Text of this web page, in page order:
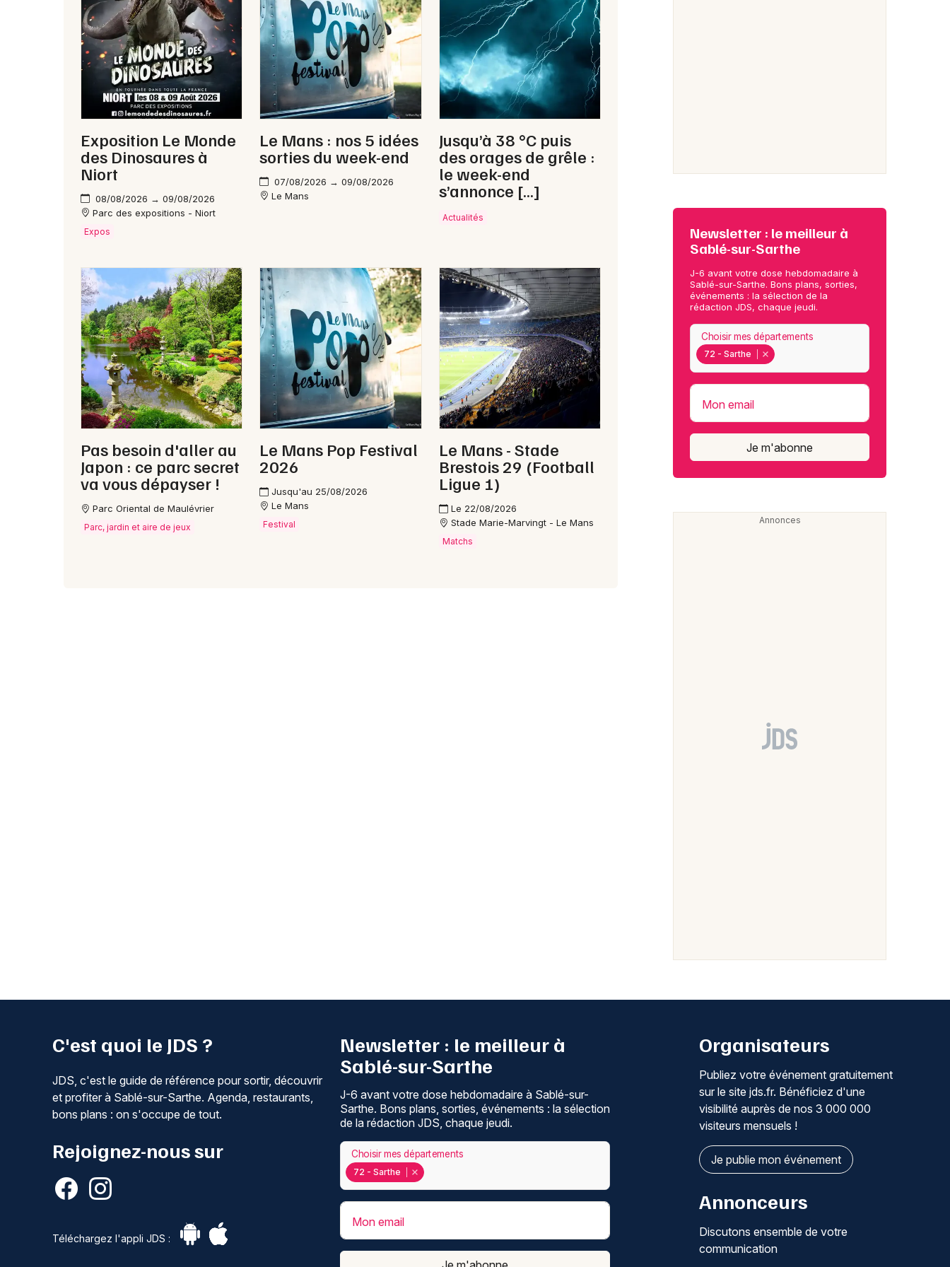
Newsletter des sorties
Artistes en tournée
Actus à Sablé-sur-Sarthe
Magazine à Sablé-sur-Sarthe
72 - Sarthe
Choisir mes départements
Mon email
Je m'abonne
Exposition Le Monde
des Dinosaures à
Niort
08/08/2026 → 09/08/2026
Parc des expositions - Niort
Expos
Le Mans : nos 5 idées
sorties du week-end
07/08/2026 → 09/08/2026
Le Mans
Jusqu’à 38 °C puis
des orages de grêle :
le week-end
s’annonce […]
Actualités
Pas besoin d'aller au
Japon : ce parc secret
va vous dépayser !
Parc Oriental de Maulévrier
Parc, jardin et aire de jeux
Le Mans Pop Festival
2026
Jusqu'au 25/08/2026
Le Mans
Festival
Le Mans - Stade
Brestois 29 (Football
Ligue 1)
Le 22/08/2026
Stade Marie-Marvingt - Le Mans
Matchs
Newsletter : le meilleur à
Sablé-sur-Sarthe
J-6 avant votre dose hebdomadaire à
Sablé-sur-Sarthe. Bons plans, sorties,
événements : la sélection de la
rédaction JDS, chaque jeudi.
72 - Sarthe
Choisir mes départements
Mon email
Je m'abonne
C'est quoi le JDS ?
JDS, c'est le guide de référence pour sortir, découvrir
et profiter à Sablé-sur-Sarthe. Agenda, restaurants,
bons plans : on s'occupe de tout.
Rejoignez-nous sur
Téléchargez l'appli JDS :
Newsletter : le meilleur à
Sablé-sur-Sarthe
J-6 avant votre dose hebdomadaire à Sablé-sur-
Sarthe. Bons plans, sorties, événements : la sélection
de la rédaction JDS, chaque jeudi.
72 - Sarthe
Choisir mes départements
Mon email
Organisateurs
Publiez votre événement gratuitement
sur le site jds.fr. Bénéficiez d'une
visibilité auprès de nos 3 000 000
visiteurs mensuels !
Je publie mon événement
Annonceurs
Discutons ensemble de votre
communication